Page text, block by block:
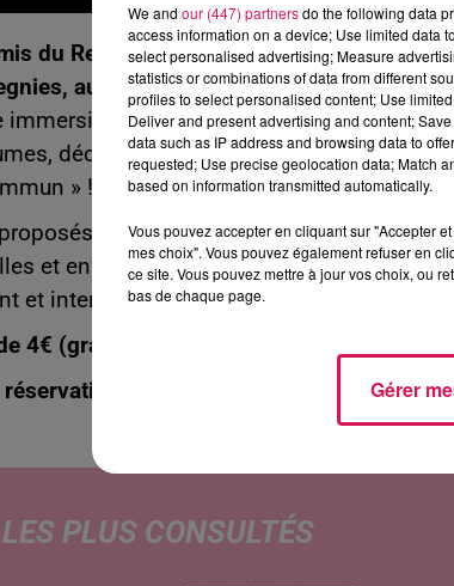
du Relais de la Licorne organise
au Pays de Mormal !Ça s’appelle «
immersif, qui transforme ce village en
décors, rituels de feu et effets
» !
: Petit Frisson – La Prophétie
et enfants dès 3 ans. Grand Frisson –
et interactif, déconseillé aux -12 ans.
4€ (gratuit pour les -3 ans).
réservation obligatoire ! Billetterie en ligne
PLUS CONSULTÉS
We and our (447) partnersdo the following data
access information on a device; Use limited data
select personalised advertising; Measure
statistics or combinations of data from different
profiles to select personalised content; Use
Deliver and present advertising and content;
data such as IP address and browsing data to
requested; Use precise geolocation data; Match
based on information transmitted automatically.
Vous pouvez accepter en cliquant sur "Accepter
mes choix". Vous pouvez également refuser en
ce site. Vous pouvez mettre à jour vos choix, ou
bas de chaque page.
Gérer